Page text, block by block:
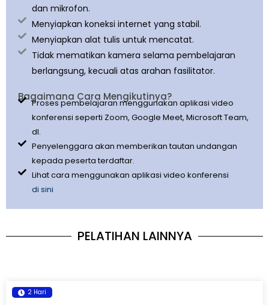
dan mikrofon.
Menyiapkan koneksi internet yang stabil.
Menyiapkan alat tulis untuk mencatat.
Tidak mematikan kamera selama pembelajaran
berlangsung, kecuali atas arahan fasilitator.
Bagaimana Cara Mengikutinya?
Proses pembelajaran menggunakan aplikasi video
konferensi seperti Zoom, Google Meet, Microsoft Team,
dl.
Penyelenggara akan memberikan tautan undangan
kepada peserta terdaftar.
Lihat cara menggunakan aplikasi video konferensi
di sini
PELATIHAN LAINNYA
2 Hari